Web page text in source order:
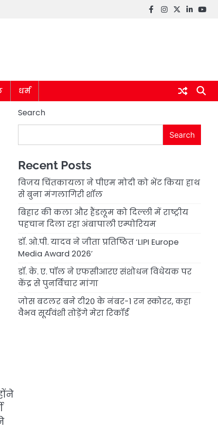
Facebook
instagram
twitter
linkedin
धर्म
Search
Search
Recent Posts
विजय चिंतकायला ने पीएम मोदी को भेंट किया हाथ
से बुना मंगलागिरी शॉल
बिहार की कला और हैंडलूम को दिल्ली में राष्ट्रीय
पहचान दिला रहा अंबापाली एम्पोरियम
डॉ. ओ.पी. यादव ने जीता प्रतिष्ठित ‘LIPI Europe
Media Award 2026’
डॉ. के. ए. पॉल ने एफसीआरए संशोधन विधेयक पर
केंद्र से पुनर्विचार मांगा
जोस बटलर बने टी20 के नंबर-1 रन स्कोरर, कहा
वैभव सूर्यवंशी तोड़ेंगे मेरा रिकॉर्ड